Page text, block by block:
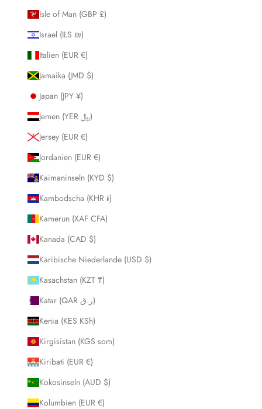
Isle of Man (GBP £)
Israel (ILS ₪)
Italien (EUR €)
Jamaika (JMD $)
Japan (JPY ¥)
Jemen (YER ﷼)
Jersey (EUR €)
Jordanien (EUR €)
Kaimaninseln (KYD $)
Kambodscha (KHR ៛)
Kamerun (XAF CFA)
Kanada (CAD $)
Karibische Niederlande (USD $)
Kasachstan (KZT ₸)
Katar (QAR ر.ق)
Kenia (KES KSh)
Kirgisistan (KGS som)
Kiribati (EUR €)
Kokosinseln (AUD $)
Kolumbien (EUR €)